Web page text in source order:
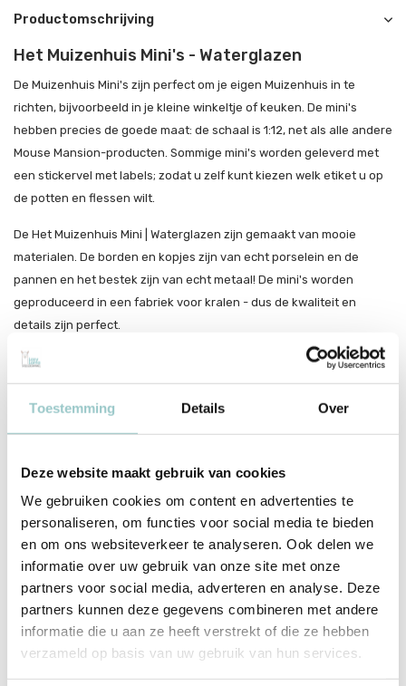
Toestemming Details Over
Deze website maakt gebruik van cookies
We gebruiken cookies om content en advertenties te
personaliseren, om functies voor social media te bieden
en om ons websiteverkeer te analyseren. Ook delen we
informatie over uw gebruik van onze site met onze
partners voor social media, adverteren en analyse. Deze
partners kunnen deze gegevens combineren met andere
informatie die u aan ze heeft verstrekt of die ze hebben
verzameld op basis van uw gebruik van hun services.
Productomschrijving
Het Muizenhuis Mini's - Waterglazen
De Muizenhuis Mini's zijn perfect om je eigen Muizenhuis in te
richten, bijvoorbeeld in je kleine winkeltje of keuken. De mini's
hebben precies de goede maat: de schaal is 1:12, net als alle andere
Mouse Mansion-producten. Sommige mini's worden geleverd met
een stickervel met labels; zodat u zelf kunt kiezen welk etiket u op
de potten en flessen wilt.
De Het Muizenhuis Mini | Waterglazen zijn gemaakt van mooie
materialen. De borden en kopjes zijn van echt porselein en de
pannen en het bestek zijn van echt metaal! De mini's worden
geproduceerd in een fabriek voor kralen - dus de kwaliteit en
details zijn perfect.
Elke mini wordt geleverd met een luciferdoosje en een klein kaartje.
Verzamel Het Muizenhuis Mini | Bekers en alle andere Muizenhuis
Mini's.
Het Muizenhuis
Welkom in de wereld van Sam en Julia. Ga jij mee op avontuur? Het
Muizenhuis is een wereld vol muizengangen, kamers en
werkplaatsen. Ontdek de geheime hut onder de trap, beleef een
pieremegoggel race in de haven en reis mee met het circus Roberti.
Sam en Julia doen het allemaal in de kinderboeken van Het
Muizenhuis.
Lees de verhalen, speel met de muizen en knutsel een eigen
muizenhuis. Veel plezier!